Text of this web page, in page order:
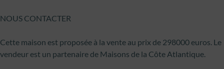
NOUS CONTACTER
Cette maison est proposée à la vente au prix de 298000 euros. Le
vendeur est un partenaire de Maisons de la Côte Atlantique.